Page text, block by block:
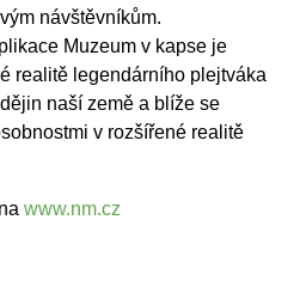
návštěvníkům.
Muzeum v kapse je
realitě legendárního plejtváka
naší země a blíže se
v rozšířené realitě
www.nm.cz